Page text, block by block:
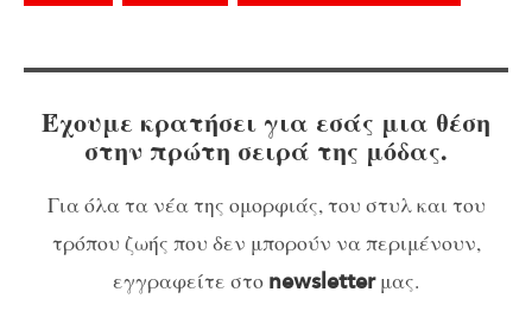
Έχουμε κρατήσει για εσάς μια θέση
στην πρώτη σειρά της μόδας.
Για όλα τα νέα της ομορφιάς, του στυλ και του
τρόπου ζωής που δεν μπορούν να περιμένουν,
εγγραφείτε στο newsletterμας.